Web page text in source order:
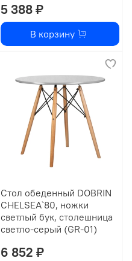
5 388 ₽
В корзину
Стол обеденный DOBRIN
CHELSEA`80, ножки
светлый бук, столешница
светло-серый (GR-01)
6 852 ₽